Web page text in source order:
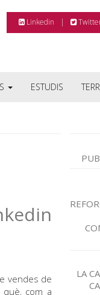
Linkedin
ESTUDIS
vendes de
què, com a
LA